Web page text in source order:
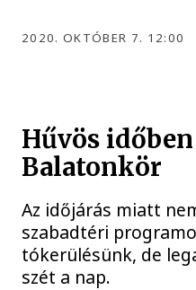
2020. OKTÓBER 7. 12:00
Hűvös
Balatonkör
Az időjárás miatt
szabadtéri
tókerülésünk, de
szét a nap.